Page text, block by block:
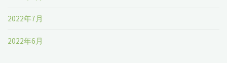
2022年7月
2022年6月